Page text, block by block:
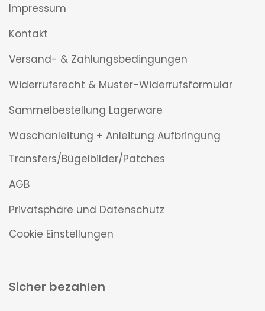
Impressum
Kontakt
Versand- & Zahlungsbedingungen
Widerrufsrecht & Muster-Widerrufsformular
Sammelbestellung Lagerware
Waschanleitung + Anleitung Aufbringung
Transfers/Bügelbilder/Patches
AGB
Privatsphäre und Datenschutz
Cookie Einstellungen
Sicher bezahlen